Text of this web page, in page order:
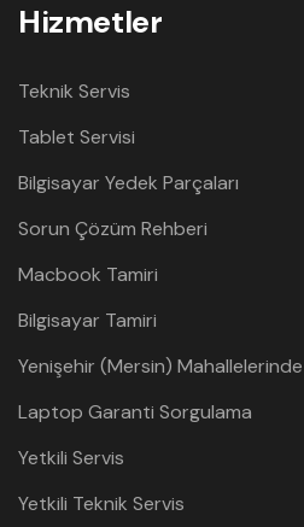
Hizmetler
Teknik Servis
Tablet Servisi
Bilgisayar Yedek Parçaları
Sorun Çözüm Rehberi
Macbook Tamiri
Bilgisayar Tamiri
Yenişehir (Mersin)
Laptop Garanti Sorgulama
Yetkili Servis
Yetkili Teknik Servis